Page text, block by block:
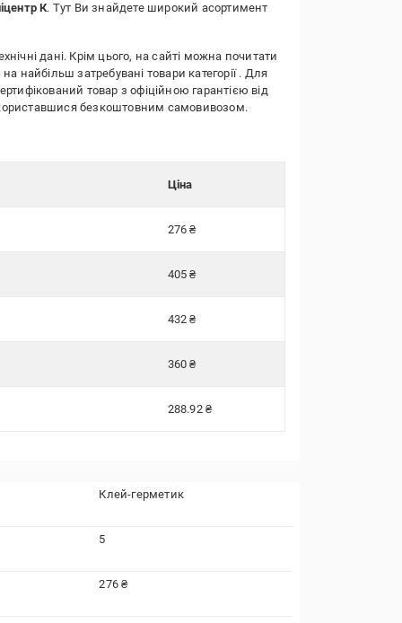
швидко застиває, вже через хвилину після
розрівняти дуже важко.
К. Тут Ви знайдете широкий асортимент
дані. Крім цього, на сайті можна почитати
найбільш затребувані товари категорії . Для
товар з офіційною гарантією від
безкоштовним самовивозом.
Ціна
276 ₴
405 ₴
432 ₴
360 ₴
288.92 ₴
Клей-герметик
5
276 ₴